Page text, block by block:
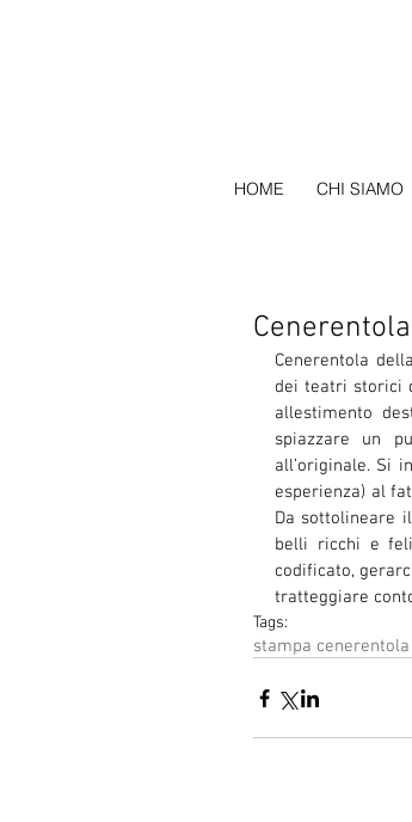
HOME CHI SIAMO
Cenerentola
dei teatri storici
allestimento
spiazzare un
all’originale. Si
esperienza) al
Da sottolineare
belli ricchi e
codificato,
tratteggiare
Tags:
stampa cenerentola